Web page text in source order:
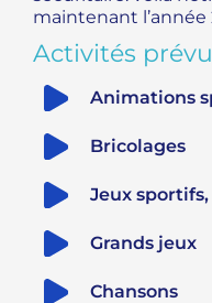
maintenant l’année
Activités
Animations
Bricolages
Jeux
Grands jeux
Chansons